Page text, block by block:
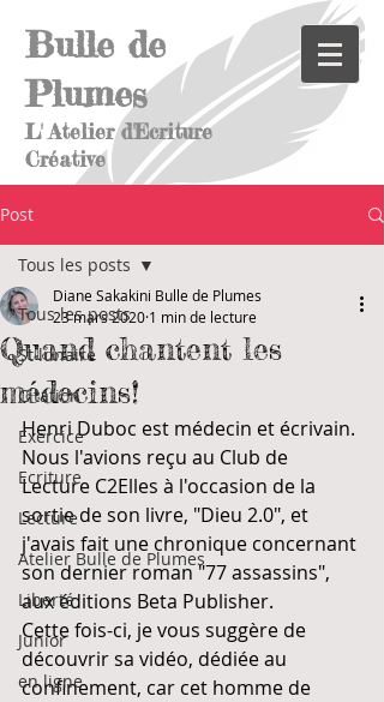
Bulle de
Plumes
L' Atelier d'Ecriture
Créative
Post
Tous les posts
St lunaire
Citation
Exercice
Ecriture
Lecture
Atelier Bulle de Plumes
Liberté
Junior
en ligne
Tous les posts
Quand chantent les
médecins!
Diane Sakakini Bulle de Plumes
23 mars 2020 1 min de lecture
Henri Duboc est médecin et écrivain.
Nous l'avions reçu au Club de
Lecture C2Elles à l'occasion de la
sortie de son livre, "Dieu 2.0", et
j'avais fait une chronique concernant
son dernier roman "77 assassins",
aux éditions Beta Publisher.
Cette fois-ci, je vous suggère de
découvrir sa vidéo, dédiée au
confinement, car cet homme de